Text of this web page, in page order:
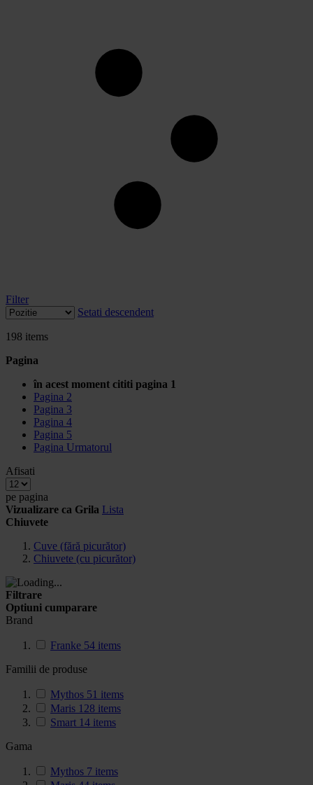
Filter
Setati descendent
198 items
Pagina
în acest moment cititi pagina 1
Pagina 2
Pagina 3
Pagina 4
Pagina 5
Pagina Urmatorul
Afisati
pe pagina
Vizualizare ca Grila Lista
Chiuvete
Cuve (fără picurător)
Chiuvete (cu picurător)
Filtrare
Optiuni cumparare
Brand
Franke 54 items
Familii de produse
Mythos 51 items
Maris 128 items
Smart 14 items
Gama
Mythos 7 items